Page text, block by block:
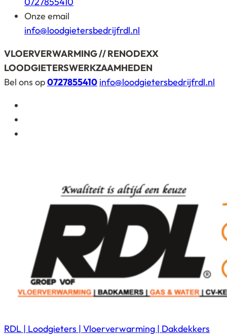
Onze email
info@loodgietersbedrijfrdl.nl
VLOERVERWARMING // RENODEXX
LOODGIETERSWERKZAAMHEDEN
Bel ons op0727855410 info@loodgietersbedrijfrdl.nl
RDL | Loodgieters | Vloerverwarming | Dakdekkers